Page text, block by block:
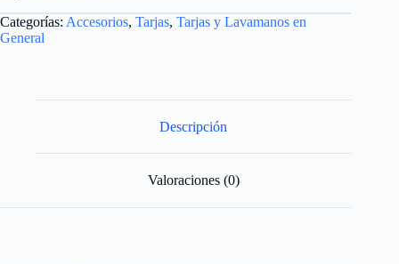
Categorías: Accesorios, Tarjas, Tarjas y Lavamanos en
General
Descripción
Valoraciones (0)